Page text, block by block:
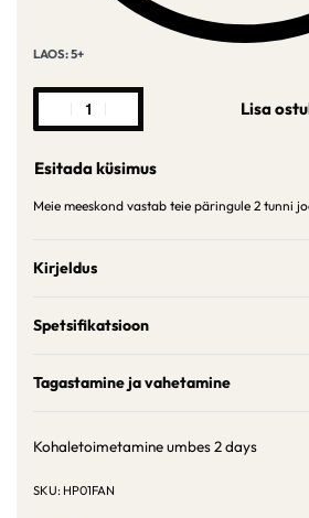
LAOS: 5+
Lisa
Esitada küsimus
Meie meeskond vastab teie päringule 2 tunni
Kirjeldus
Spetsifikatsioon
Tagastamine ja vahetamine
Kohaletoimetamine umbes2 days
HP01FAN